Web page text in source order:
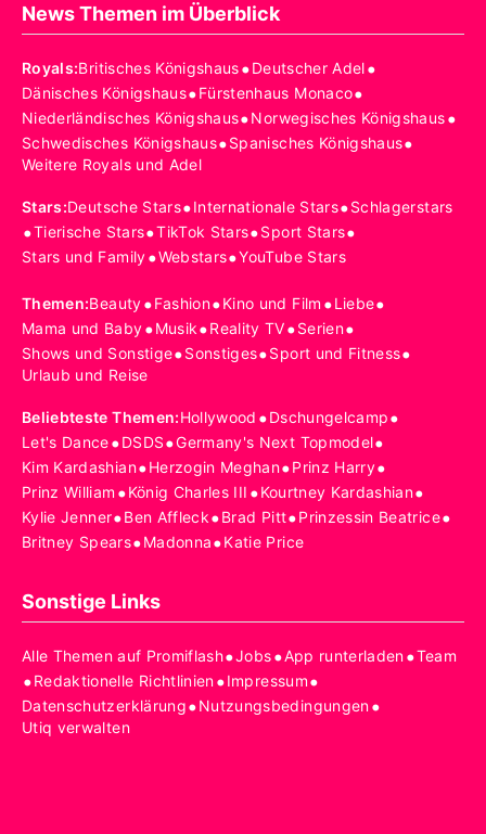
News Themen im Überblick
Royals:Britisches Königshaus•Deutscher Adel•
Dänisches Königshaus•Fürstenhaus Monaco•
Niederländisches Königshaus•Norwegisches Königshaus•
Schwedisches Königshaus•Spanisches Königshaus•
Weitere Royals und Adel
Stars:Deutsche Stars•Internationale Stars•Schlagerstars
•Tierische Stars•TikTok Stars•Sport Stars•
Stars und Family•Webstars•YouTube Stars
Themen:Beauty•Fashion•Kino und Film •Liebe•
Mama und Baby•Musik•Reality TV•Serien•
Shows und Sonstige•Sonstiges•Sport und Fitness•
Urlaub und Reise
Beliebteste Themen:Hollywood •Dschungelcamp•
Let's Dance•DSDS•Germany's Next Topmodel•
Kim Kardashian•Herzogin Meghan•Prinz Harry•
Prinz William •König Charles III •Kourtney Kardashian•
Kylie Jenner•Ben Affleck•Brad Pitt•Prinzessin Beatrice•
Britney Spears•Madonna•Katie Price
Sonstige Links
Alle Themen auf Promiflash•Jobs•App runterladen•Team
•Redaktionelle Richtlinien•Impressum•
Datenschutzerklärung•Nutzungsbedingungen•
Utiq verwalten